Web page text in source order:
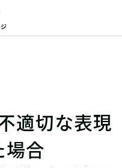
適切な表現
場合